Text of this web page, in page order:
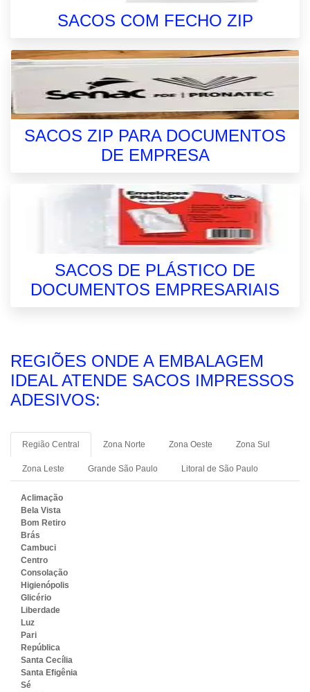
SACOS COM FECHO ZIP
SACOS ZIP PARA DOCUMENTOS
DE EMPRESA
SACOS DE PLÁSTICO DE
DOCUMENTOS EMPRESARIAIS
REGIÕES ONDE A EMBALAGEM
IDEAL ATENDE SACOS IMPRESSOS
ADESIVOS:
Região Central Zona Norte Zona Oeste Zona Sul
Zona Leste Grande São Paulo Litoral de São Paulo
Aclimação
Bela Vista
Bom Retiro
Brás
Cambuci
Centro
Consolação
Higienópolis
Glicério
Liberdade
Luz
Pari
República
Santa Cecília
Santa Efigênia
Sé